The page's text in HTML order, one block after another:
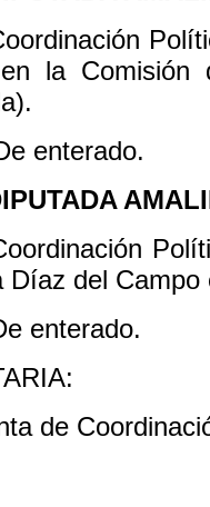
la
enterado.
Díaz del
enterado.
de